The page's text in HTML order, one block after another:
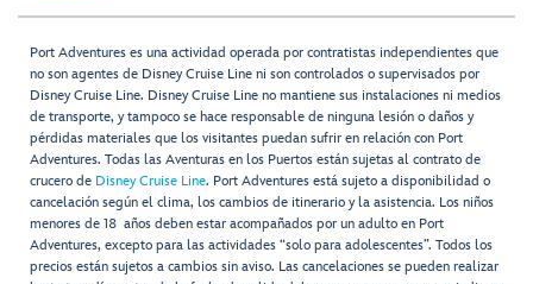
Port Adventures es una actividad operada por contratistas independientes que
no son agentes de Disney Cruise Line ni son controlados o supervisados por
Disney Cruise Line. Disney Cruise Line no mantiene sus instalaciones ni medios
de transporte, y tampoco se hace responsable de ninguna lesión o daños y
pérdidas materiales que los visitantes puedan sufrir en relación con Port
Adventures. Todas las Aventuras en los Puertos están sujetas al contrato de
crucero de Disney Cruise Line. Port Adventures está sujeto a disponibilidad o
cancelación según el clima, los cambios de itinerario y la asistencia. Los niños
menores de 18 años deben estar acompañados por un adulto en Port
Adventures, excepto para las actividades “solo para adolescentes”. Todos los
precios están sujetos a cambios sin aviso. Las cancelaciones se pueden realizar